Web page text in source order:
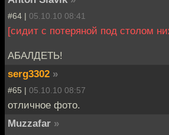
#64 | 05.10.10 08:41
[сидит с потеряной под столом
АБАЛДЕТЬ!
serg3302 »
#65 | 05.10.10 08:57
отличное фото.
Muzzafar »